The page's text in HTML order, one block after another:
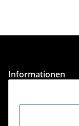
Informationen
Gesetzliche